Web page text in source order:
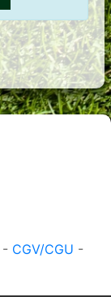
- CGV/CGU -